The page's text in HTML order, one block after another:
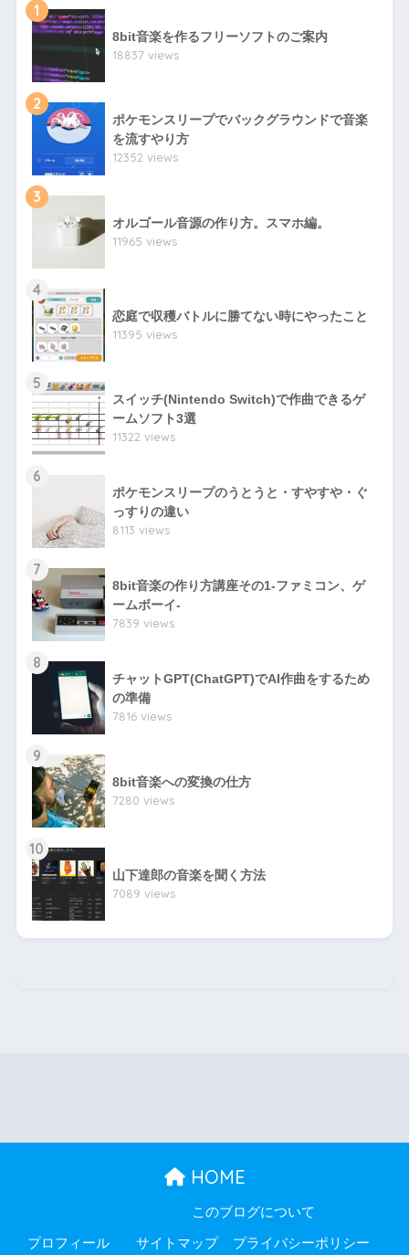
1
8bit音楽を作るフリーソフトのご案内
18837 views
2
ポケモンスリープでバックグラウンドで音楽
を流すやり方
12352 views
3
オルゴール音源の作り方。スマホ編。
11965 views
4
恋庭で収穫バトルに勝てない時にやったこと
11395 views
5
スイッチ(Nintendo Switch)で作曲できるゲ
ームソフト3選
11322 views
6
ポケモンスリープのうとうと・すやすや・ぐ
っすりの違い
8113 views
7
8bit音楽の作り方講座その1-ファミコン、ゲ
ームボーイ-
7839 views
8
チャットGPT(ChatGPT)でAI作曲をするため
の準備
7816 views
9
8bit音楽への変換の仕方
7280 views
10
山下達郎の音楽を聞く方法
7089 views
HOME
プロフィール
このブログについて
サイトマップ プライバシーポリシー